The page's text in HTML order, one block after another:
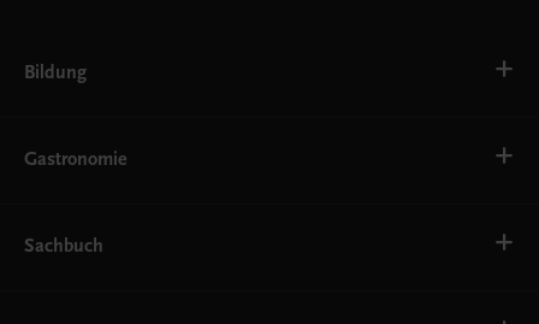
Bildung
AHS
EWF/ZWF
FW
Gastronomie
Getränke
Sachbuch